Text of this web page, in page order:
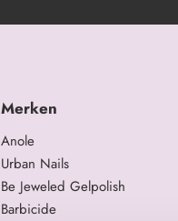
Merken
Anole
Urban Nails
Be Jeweled Gelpolish
Barbicide